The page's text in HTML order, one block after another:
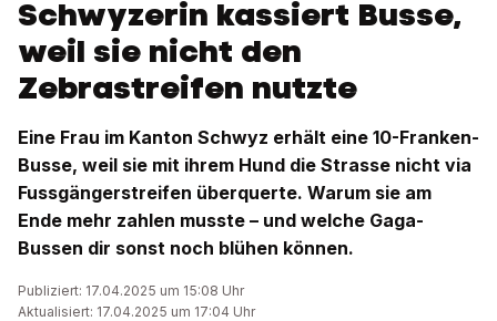
Schwyzerin kassiert Busse,
weil sie nicht den
Zebrastreifen nutzte
Eine Frau im Kanton Schwyz erhält eine 10-Franken-
Busse, weil sie mit ihrem Hund die Strasse nicht via
Fussgängerstreifen überquerte. Warum sie am
Ende mehr zahlen musste – und welche Gaga-
Bussen dir sonst noch blühen können.
Publiziert: 17.04.2025 um 15:08 Uhr
Aktualisiert: 17.04.2025 um 17:04 Uhr